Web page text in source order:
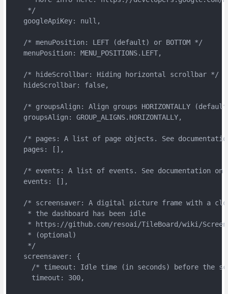
    */
   googleApiKey: null,
   /* menuPosition: LEFT (default) or BOTTOM */
   menuPosition: MENU_POSITIONS.LEFT,
   /* hideScrollbar: Hiding horizontal scrollbar */
   hideScrollbar: false,
/* groupsAlign: Align groups HORIZONTALLY
   groupsAlign: GROUP_ALIGNS.HORIZONTALLY,
/* pages: A list of page objects. See
   pages: [],
/* events: A list of events. See documentation on
   events: [],
/* screensaver: A digital picture frame with a
    * the dashboard has been idle
* https://github.com/resoai/TileBoard/wiki/
    * (optional)
    */
   screensaver: {
/* timeout: Idle time (in seconds) before the
     timeout: 300,